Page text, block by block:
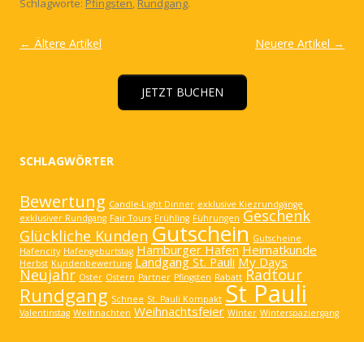
Schlagworte: Pfingsten, Rundgang.
Artikel-
← Ältere Artikel Neuere Artikel →
JETZT BUCHEN
SCHLAGWÖRTER
Bewertung Candle-Light Dinner exklusive Kiezrundgänge
exklusiver Rundgang Fair Tours Frühling Führungen Geschenk
Glückliche Kunden Gutschein Gutscheine
Hafencity Hafengeburtstag Hamburger Hafen Heimatkunde
Herbst Kundenbewertung Landgang St. Pauli My Days
Neujahr Oster Ostern Partner Pfingsten Rabatt Radtour
Rundgang Schnee St. Pauli Kompakt St Pauli
Valentinstag Weihnachten Weihnachtsfeier Winter Winterspaziergang